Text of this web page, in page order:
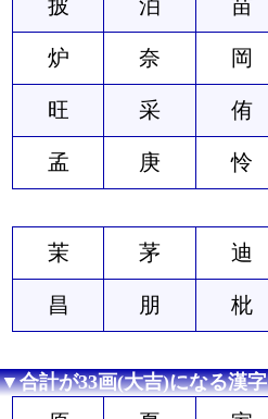
披 泊 苗
炉 奈 岡
旺 采 侑
孟 庚 怜
茉 茅 迪
昌 朋 枇
▼合計が33画(大吉)になる漢字